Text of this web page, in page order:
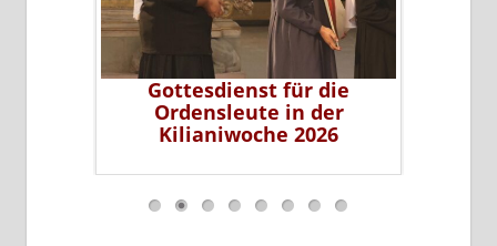
Gottesdienst für die
Ordensleute in der
Kilianiwoche 2026